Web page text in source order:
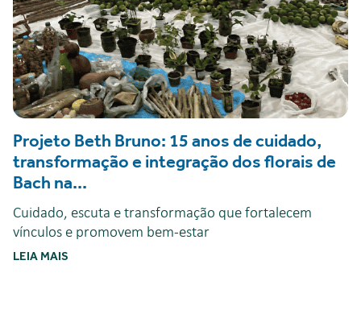
Projeto Beth Bruno: 15 anos de cuidado,
transformação e integração dos florais de
Bach na...
Cuidado, escuta e transformação que fortalecem
vínculos e promovem bem-estar
LEIA MAIS